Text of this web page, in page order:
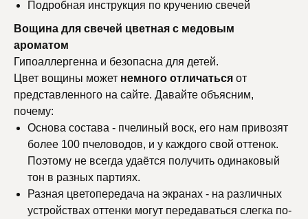
Подробная инструкция по кручению свечей
Вощина для свечей цветная с медовым
ароматом
Гипоаллергенна и безопасна для детей.
Цвет вощины может немного отличаться от
представленного на сайте. Давайте объясним,
почему:
Основа состава - пчелиный воск, его нам привозят
более 100 пчеловодов, и у каждого свой оттенок.
Поэтому не всегда удаётся получить одинаковый
тон в разных партиях.
Разная цветопередача на экранах - на различных
устройствах оттенки могут передаваться слегка по-